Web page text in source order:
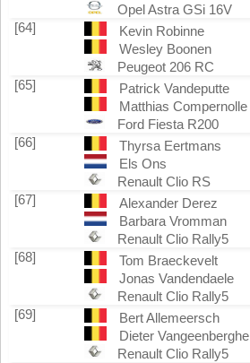
Opel Astra GSi 16V
[64]
Kevin Robinne
Wesley Boonen
Peugeot 206 RC
[65]
Patrick Vandeputte
Matthias Compernolle
Ford Fiesta R200
[66]
Thyrsa Eertmans
Els Ons
Renault Clio RS
[67]
Alexander Derez
Barbara Vromman
Renault Clio Rally5
[68]
Tom Braeckevelt
Jonas Vandendaele
Renault Clio Rally5
[69]
Bert Allemeersch
Dieter Vangeenberghe
Renault Clio Rally5